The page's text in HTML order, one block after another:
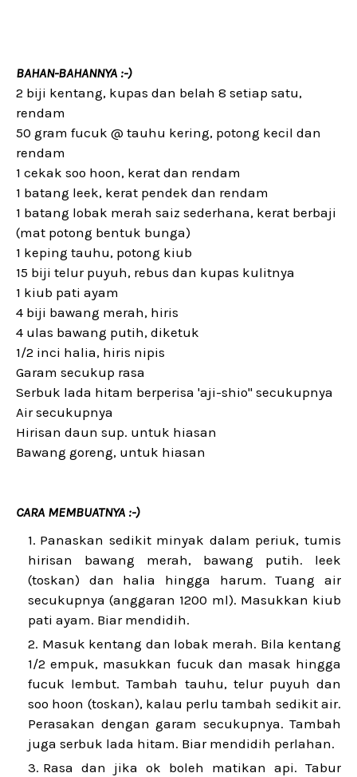
BAHAN-BAHANNYA :-)
2 biji kentang, kupas dan belah 8 setiap satu,
rendam
50 gram fucuk @ tauhu kering, potong kecil dan
rendam
1 cekak soo hoon, kerat dan rendam
1 batang leek, kerat pendek dan rendam
1 batang lobak merah saiz sederhana, kerat berbaji
(mat potong bentuk bunga)
1 keping tauhu, potong kiub
15 biji telur puyuh, rebus dan kupas kulitnya
1 kiub pati ayam
4 biji bawang merah, hiris
4 ulas bawang putih, diketuk
1/2 inci halia, hiris nipis
Garam secukup rasa
Serbuk lada hitam berperisa 'aji-shio" secukupnya
Air secukupnya
Hirisan daun sup. untuk hiasan
Bawang goreng, untuk hiasan
CARA MEMBUATNYA :-)
Panaskan sedikit minyak dalam periuk, tumis
hirisan bawang merah, bawang putih. leek
(toskan) dan halia hingga harum. Tuang air
secukupnya (anggaran 1200 ml). Masukkan kiub
pati ayam. Biar mendidih.
Masuk kentang dan lobak merah. Bila kentang
1/2 empuk, masukkan fucuk dan masak hingga
fucuk lembut. Tambah tauhu, telur puyuh dan
soo hoon (toskan), kalau perlu tambah sedikit air.
Perasakan dengan garam secukupnya. Tambah
juga serbuk lada hitam. Biar mendidih perlahan.
Rasa dan jika ok boleh matikan api. Tabur